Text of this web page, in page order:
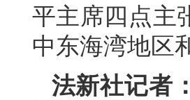
平主席四点主
中东海湾地区
法新社记者